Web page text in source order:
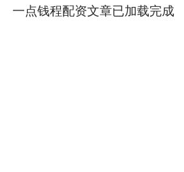
一点钱程配资文章已加载完成